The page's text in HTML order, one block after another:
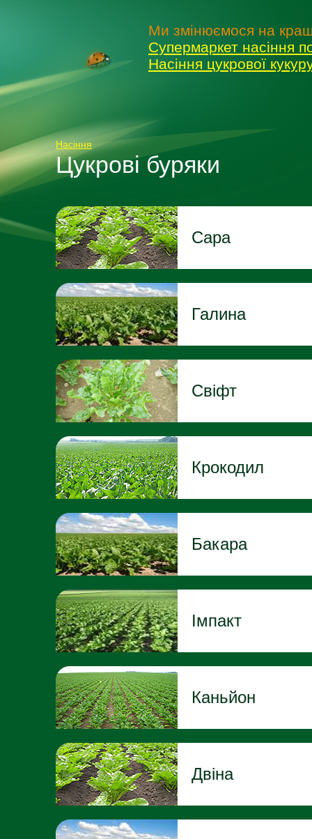
Ми змінюємося на
Супермаркет насіння
Насіння цукрової
Насіння
Цукрові буряки
Сара
Галина
Свіфт
Крокодил
Бакара
Імпакт
Каньйон
Двіна